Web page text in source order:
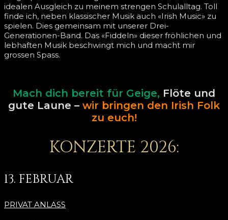
idealen Ausgleich zu meinem strengen Schulalltag. Toll
finde ich, neben klassischer Musik auch «Irish Music» zu
spielen. Dies gemeinsam mit unserer Drei-
Generationen-Band. Das «Fiddeln» dieser fröhlichen und
lebhaften Musik beschwingt mich und macht mir
grossen Spass.
Mach dich bereit für Geige, Flöte und
gute Laune – wir bringen den Irish Folk
zu euch!
KONZERTE 2026:
13. FEBRUAR
PRIVAT ANLASS